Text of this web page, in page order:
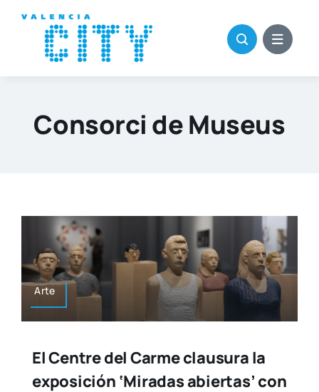
contenido
Consorci de Museus
Arte
El Centre del Carme clausura la
exposición ‘Miradas abiertas’ con